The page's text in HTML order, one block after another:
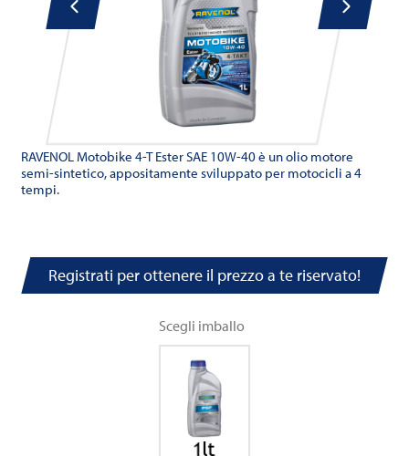
RAVENOL Motobike 4-T Ester SAE 10W-40 è un olio motore
semi-sintetico, appositamente sviluppato per motocicli a 4
tempi.
Registrati per ottenere il prezzo a te riservato!
Scegli imballo